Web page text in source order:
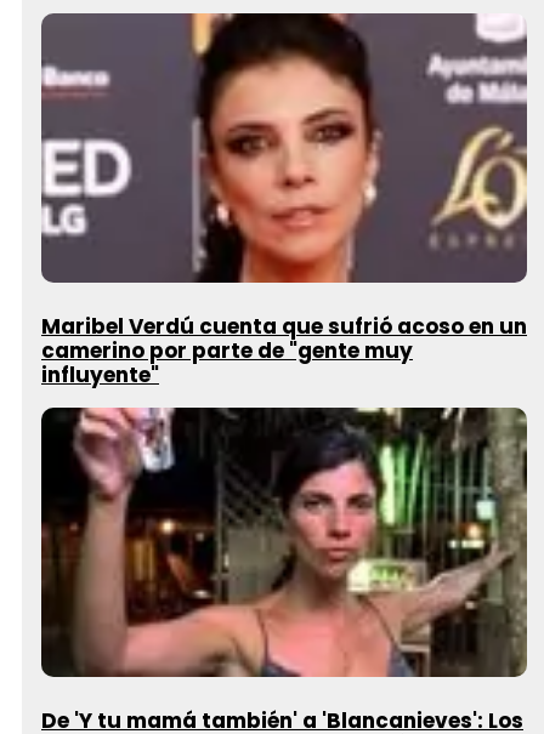
Maribel Verdú cuenta que sufrió acoso en un
camerino por parte de "gente muy
influyente"
De 'Y tu mamá también' a 'Blancanieves': Los